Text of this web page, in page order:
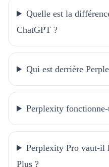
Quelle est la
ChatGPT ?
Qui est derrière
Perplexity
Perplexity Pro vaut-il
Plus ?